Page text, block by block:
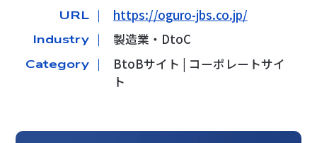
URL ｜ https://oguro-jbs.co.jp/
Industry ｜ 製造業・DtoC
Category ｜
BtoBサイト | コーポレートサイ
ト